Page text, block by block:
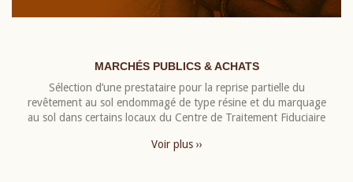
MARCHÉS PUBLICS & ACHATS
Sélection d’une prestataire pour la reprise partielle du
revêtement au sol endommagé de type résine et du marquage
au sol dans certains locaux du Centre de Traitement Fiduciaire
Voir plus ››